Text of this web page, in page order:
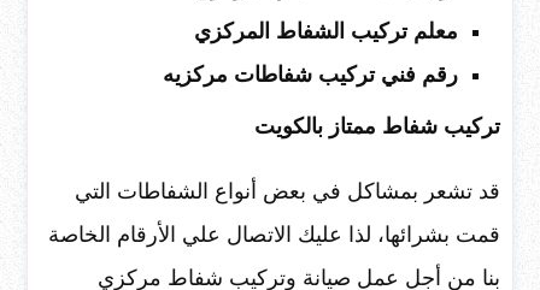
معلم تركيب الشفاط المركزي
رقم فني تركيب شفاطات مركزيه
تركيب شفاط ممتاز بالكويت
قد تشعر بمشاكل في بعض أنواع الشفاطات التي
قمت بشرائها، لذا عليك الاتصال علي الأرقام الخاصة
بنا من أجل عمل صيانة وتركيب شفاط مركزي